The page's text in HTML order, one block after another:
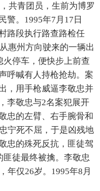
青团员，生前为博罗
警。1995年7月17日
路段执行路查路检任
惠州方向驶来的一辆出
停车，便快步上前查
呼喊有人持枪抢劫。案
，用手枪威逼李敬忠并
李敬忠与2名案犯展开
忠的左臂、右手腕骨和
宁死不屈，于是凶残地
忠的殊死反抗，匪徒驾
徒最终被擒。李敬忠
年仅26岁。1995年8月